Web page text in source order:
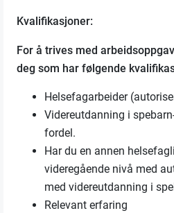
Kvalifikasjoner:
For å trives med
deg som har følgende
Helsefagarbeider
Videreutdanning i
fordel.
Har du en annen
videregående nivå med
med videreutdanning i
Relevant erfaring